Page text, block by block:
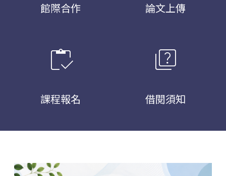
館際合作 論文上傳
inventory
課程報名
quiz
借閱須知